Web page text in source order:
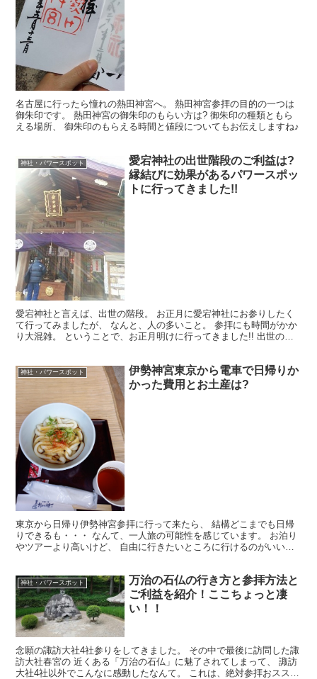
名古屋に行ったら憧れの熱田神宮へ。 熱田神宮参拝の目的の一つは
御朱印です。 熱田神宮の御朱印のもらい方は? 御朱印の種類ともら
える場所、 御朱印のもらえる時間と値段についてもお伝えしますね♪
神社・パワースポット
愛宕神社の出世階段のご利益は?
縁結びに効果があるパワースポッ
トに行ってきました!!
愛宕神社と言えば、出世の階段。 お正月に愛宕神社にお参りしたく
て行ってみましたが、 なんと、人の多いこと。 参拝にも時間がかか
り大混雑。 ということで、お正月明けに行ってきました!! 出世の階
神社・パワースポット
伊勢神宮東京から電車で日帰りか
かった費用とお土産は?
東京から日帰り伊勢神宮参拝に行って来たら、 結構どこまでも日帰
りできるも・・・ なんて、一人旅の可能性を感じています。 お泊り
やツアーより高いけど、 自由に行きたいところに行けるのがいいと
神社・パワースポット
万治の石仏の行き方と参拝方法と
ご利益を紹介！ここちょっと凄
い！！
念願の諏訪大社4社参りをしてきました。 その中で最後に訪問した諏
訪大社春宮の 近くある「万治の石仏」に魅了されてしまって、 諏訪
大社4社以外でこんなに感動したなんて。 これは、絶対参拝おススメ